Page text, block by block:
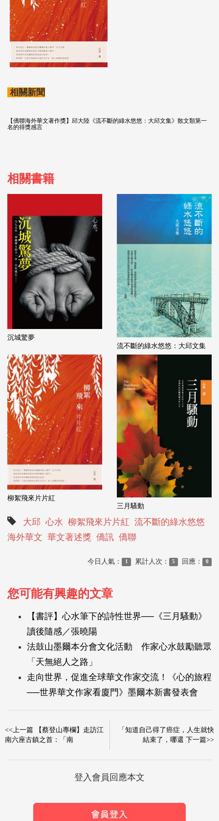
相關新聞
【僑聯海外華文著作獎】邱大陸《流不斷的綠水悠悠：大邱文集》散文類第一
名的得獎感言
相關書籍
沉城驚夢
流不斷的綠水悠悠：大邱文集
柳絮飛來片片紅
三月騷動
大邱 心水 柳絮飛來片片紅 流不斷的綠水悠悠
海外華文 華文著述獎 僑訊 僑聯
今日人氣： 1 累計人次： 5 回應： 0
您可能有興趣的文章
【書評】心水筆下的詩性世界──《三月騷動》
讀後隨感／張曉陽
法鼓山墨爾本分會文化活動 作家心水鼓勵聽眾
「天無絕人之路」
走向世界，促進全球華文作家交流！《心的旅程
──世界華文作家看廈門》墨爾本新書發表會
<<上一篇 【蔡登山專欄】走訪江
南六座古鎮之首：「南
「知道自己得了癌症，人生就快
結束了，哪還 下一篇>>
登入會員回應本文